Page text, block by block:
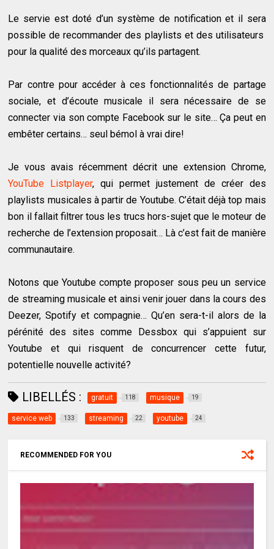
Le servie est doté d’un système de notification et il sera
possible de recommander des playlists et des utilisateurs
pour la qualité des morceaux qu’ils partagent.
Par contre pour accéder à ces fonctionnalités de partage
sociale, et d’écoute musicale il sera nécessaire de se
connecter via son compte Facebook sur le site… Ça peut en
embêter certains… seul bémol à vrai dire!
Je vous avais récemment décrit une extension Chrome,
YouTube Listplayer, qui permet justement de créer des
playlists musicales à partir de Youtube. C’était déjà top mais
bon il fallait filtrer tous les trucs hors-sujet que le moteur de
recherche de l’extension proposait… Là c’est fait de manière
communautaire.
Notons que Youtube compte proposer sous peu un service
de streaming musicale et ainsi venir jouer dans la cours des
Deezer, Spotify et compagnie… Qu’en sera-t-il alors de la
pérénité des sites comme Dessbox qui s’appuient sur
Youtube et qui risquent de concurrencer cette futur,
potentielle nouvelle activité?
LIBELLÉS : gratuit 118 musique 19
service web 133 streaming 22 youtube 24
RECOMMENDED FOR YOU